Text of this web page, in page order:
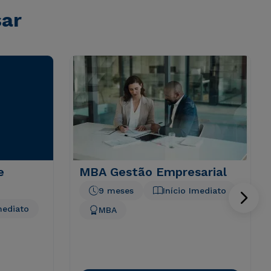
MBA Gestão Empresarial
Início Imediato
9 meses
MBA